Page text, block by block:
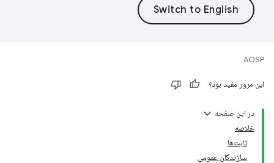
AOSP
این مرور مفید بود؟
در این صفحه
خلاصه
ثابت‌ها
سازندگان عمومی